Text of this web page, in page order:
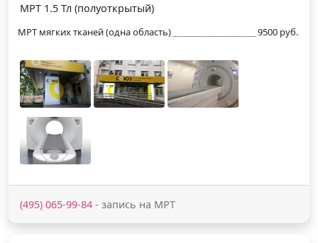
МРТ 1.5 Тл (полуоткрытый)
МРТ мягких тканей (одна область) 9500 руб.
(495) 065-99-84 - запись на МРТ